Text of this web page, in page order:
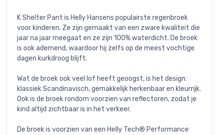
K Shelter Pant is Helly Hansens populairste regenbroek
voor kinderen. Ze zijn gemaakt van een zware kwaliteit die
jaar na jaar meegaat en ze zijn 100% waterdicht. De broek
is ook ademend, waardoor hij zelfs op de meest vochtige
dagen kurkdroog blijft.
Wat de broek ook veel lof heeft geoogst, is het design:
klassiek Scandinavisch, gemakkelijk herkenbaar en kleurrijk.
Ook is de broek rondom voorzien van reflectoren, zodat je
kind altijd zichtbaar is in het verkeer.
De broek is voorzien van een Helly Tech® Performance